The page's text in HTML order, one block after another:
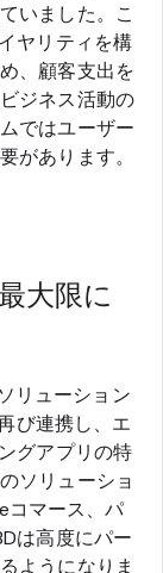
いました。こ
ヤリティを構
、顧客支出を
ジネス活動の
ではユーザー
があります。
大限に
リューション
び連携し、エ
グアプリの特
ソリューショ
コマース、パ
は高度にパー
ようになりま